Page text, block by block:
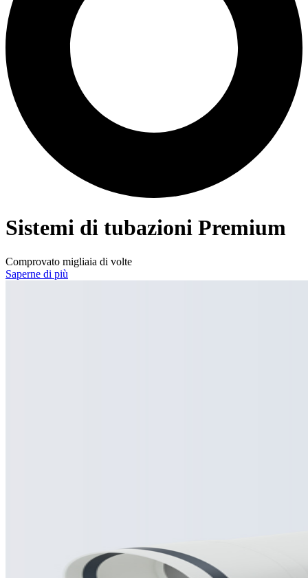
Sistemi di tubazioni Premium
Comprovato migliaia di volte
Saperne di più